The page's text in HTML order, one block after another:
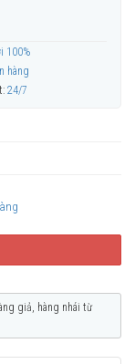
100%
hàng
24/7
giả, hàng nhái từ